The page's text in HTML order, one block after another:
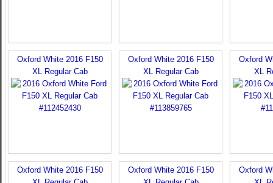
Oxford White 2016 F150
XL Regular Cab
Oxford White 2016 F150
XL Regular Cab
Oxford
XL
Oxford White 2016 F150
Oxford White 2016 F150
Oxford